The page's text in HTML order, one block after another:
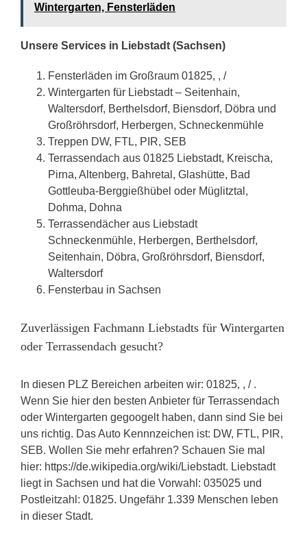
Wintergarten, Fensterläden
Unsere Services in Liebstadt (Sachsen)
Fensterläden im Großraum 01825, , /
Wintergarten für Liebstadt – Seitenhain,
Waltersdorf, Berthelsdorf, Biensdorf, Döbra und
Großröhrsdorf, Herbergen, Schneckenmühle
Treppen DW, FTL, PIR, SEB
Terrassendach aus 01825 Liebstadt, Kreischa,
Pirna, Altenberg, Bahretal, Glashütte, Bad
Gottleuba-Berggießhübel oder Müglitztal,
Dohma, Dohna
Terrassendächer aus Liebstadt
Schneckenmühle, Herbergen, Berthelsdorf,
Seitenhain, Döbra, Großröhrsdorf, Biensdorf,
Waltersdorf
Fensterbau in Sachsen
Zuverlässigen Fachmann Liebstadts für Wintergarten
oder Terrassendach gesucht?
In diesen PLZ Bereichen arbeiten wir: 01825, , / .
Wenn Sie hier den besten Anbieter für Terrassendach
oder Wintergarten gegoogelt haben, dann sind Sie bei
uns richtig. Das Auto Kennnzeichen ist: DW, FTL, PIR,
SEB. Wollen Sie mehr erfahren? Schauen Sie mal
hier: https://de.wikipedia.org/wiki/Liebstadt. Liebstadt
liegt in Sachsen und hat die Vorwahl: 035025 und
Postleitzahl: 01825. Ungefähr 1.339 Menschen leben
in dieser Stadt.